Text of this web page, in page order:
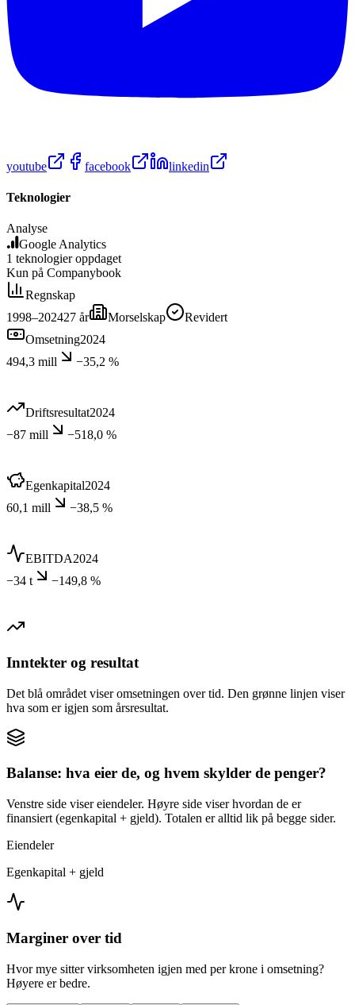
youtube facebook linkedin
Teknologier
Analyse
Google Analytics
1 teknologier oppdaget
Kun på Companybook
Regnskap
1998–202427 år Morselskap
Revidert
Omsetning2024
494,3 mill
−35,2 %
Driftsresultat2024
−87 mill
−518,0 %
Egenkapital2024
60,1 mill
−38,5 %
EBITDA2024
−34 t
−149,8 %
Inntekter og resultat
Det blå området viser omsetningen over tid. Den grønne linjen viser
hva som er igjen som årsresultat.
Balanse: hva eier de, og hvem skylder de penger?
Venstre side viser eiendeler. Høyre side viser hvordan de er
finansiert (egenkapital + gjeld). Totalen er alltid lik på begge sider.
Eiendeler
Egenkapital + gjeld
Marginer over tid
Hvor mye sitter virksomheten igjen med per krone i omsetning?
Høyere er bedre.